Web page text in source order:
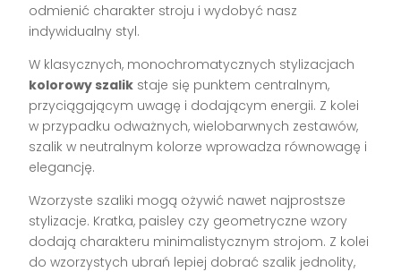
odmienić charakter stroju i wydobyć nasz
indywidualny styl.
W klasycznych, monochromatycznych stylizacjach
kolorowy szalik staje się punktem centralnym,
przyciągającym uwagę i dodającym energii. Z kolei
w przypadku odważnych, wielobarwnych zestawów,
szalik w neutralnym kolorze wprowadza równowagę i
elegancję.
Wzorzyste szaliki mogą ożywić nawet najprostsze
stylizacje. Kratka, paisley czy geometryczne wzory
dodają charakteru minimalistycznym strojom. Z kolei
do wzorzystych ubrań lepiej dobrać szalik jednolity,